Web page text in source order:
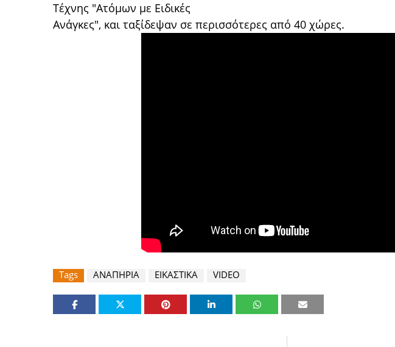
Τέχνης "Ατόμων με Ειδικές
Ανάγκες", και ταξίδεψαν σε περισσότερες από 40 χώρες.
Tags ΑΝΑΠΗΡΙΑ ΕΙΚΑΣΤΙΚΑ VIDEO